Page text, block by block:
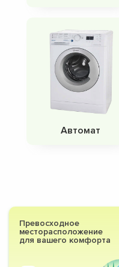
Автомат
Превосходное
месторасположение
для вашего комфорта